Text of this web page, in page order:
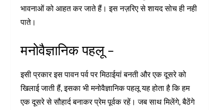
भावनाओं को आहत कर जाते हैं। इस नज़रिए से शायद सोच ही नही
पाते।
मनोवैज्ञानिक पहलू –
इसी प्रकार इस पावन पर्व पर मिठाईयां बनती और एक दूसरे को
खिलाई जाती हैं, इसका भी मनोवैज्ञानिक पहलू यह होता है कि हम
एक दूसरे से सौहार्द बनाकर प्रेम पूर्वक रहें। जब साथ मिलेंगे, बैठेंगे